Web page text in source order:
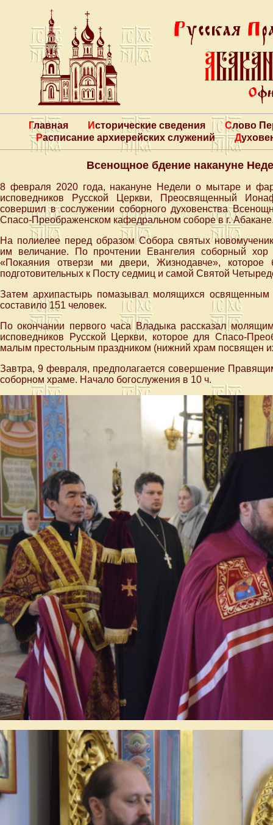
Главная Исторические сведения
Слово
Расписание архиерейских служений
Всенощное бдение накануне
8 февраля 2020 года, накануне Недели о мытаре и
исповедников Русской Церкви, Преосвященный
совершил в сослужении соборного духовенства
Спасо-Преображенском кафедральном соборе в г.
На полиелее перед образом Собора святых
им величание. По прочтении Евангелия соборный
«Покаяния отверзи ми двери, Жизнодавче», которое
подготовительных к Посту седмиц и самой Святой
Затем архипастырь помазывал молящихся
составило 151 человек.
По окончании первого часа Владыка рассказал
исповедников Русской Церкви, которое для Спасо-
малым престольным праздником (нижний храм посвящен
Завтра, 9 февраля, предполагается совершение
соборном храме. Начало богослужения в 10 ч.